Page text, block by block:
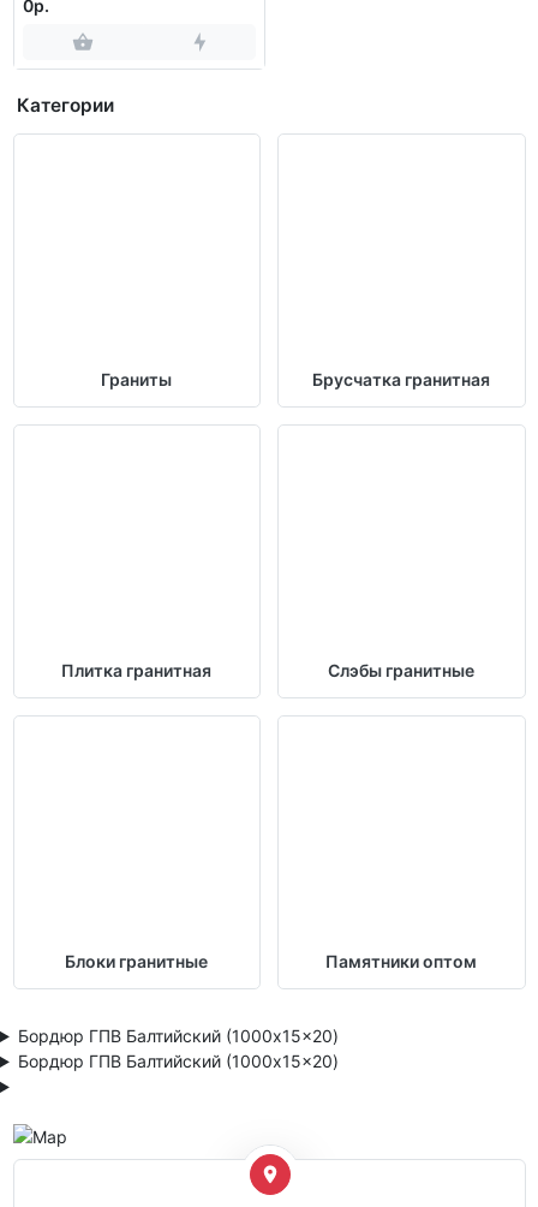
0р.
Категории
Граниты Брусчатка гранитная
Плитка гранитная Слэбы гранитные
Блоки гранитные Памятники оптом
Бордюр ГПВ Балтийский (1000x15x20)
Бордюр ГПВ Балтийский (1000x15x20)